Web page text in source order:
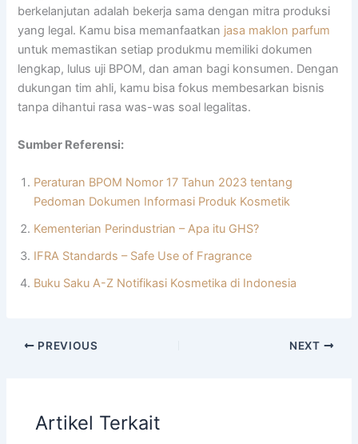
berkelanjutan adalah bekerja sama dengan mitra produksi
yang legal. Kamu bisa memanfaatkan jasa maklon parfum
untuk memastikan setiap produkmu memiliki dokumen
lengkap, lulus uji BPOM, dan aman bagi konsumen. Dengan
dukungan tim ahli, kamu bisa fokus membesarkan bisnis
tanpa dihantui rasa was-was soal legalitas.
Sumber Referensi:
Peraturan BPOM Nomor 17 Tahun 2023 tentang
Pedoman Dokumen Informasi Produk Kosmetik
Kementerian Perindustrian – Apa itu GHS?
IFRA Standards – Safe Use of Fragrance
Buku Saku A-Z Notifikasi Kosmetika di Indonesia
PREVIOUS NEXT
Artikel Terkait